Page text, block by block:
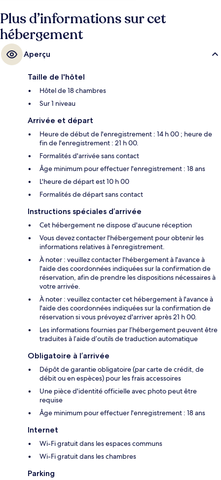
Plus d’informations sur cet
hébergement
Aperçu
Taille de l'hôtel
Hôtel de 18 chambres
Sur 1 niveau
Arrivée et départ
Heure de début de l'enregistrement : 14 h 00 ; heure de
fin de l'enregistrement : 21 h 00.
Formalités d'arrivée sans contact
Âge minimum pour effectuer l'enregistrement : 18 ans
L'heure de départ est 10 h 00
Formalités de départ sans contact
Instructions spéciales d’arrivée
Cet hébergement ne dispose d'aucune réception
Vous devez contacter l'hébergement pour obtenir les
informations relatives à l'enregistrement.
À noter : veuillez contacter l'hébergement à l'avance à
l'aide des coordonnées indiquées sur la confirmation de
réservation, afin de prendre les dispositions nécessaires à
votre arrivée.
À noter : veuillez contacter cet hébergement à l'avance à
l'aide des coordonnées indiquées sur la confirmation de
réservation si vous prévoyez d'arriver après 21 h 00.
Les informations fournies par l’hébergement peuvent être
traduites à l’aide d’outils de traduction automatique
Obligatoire à l’arrivée
Dépôt de garantie obligatoire (par carte de crédit, de
débit ou en espèces) pour les frais accessoires
Une pièce d'identité officielle avec photo peut être
requise
Âge minimum pour effectuer l'enregistrement : 18 ans
Internet
Wi-Fi gratuit dans les espaces communs
Wi-Fi gratuit dans les chambres
Parking